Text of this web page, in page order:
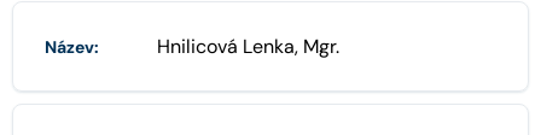
ADVOKÁTNÍ DENÍK
Název: Hnilicová Lenka, Mgr.